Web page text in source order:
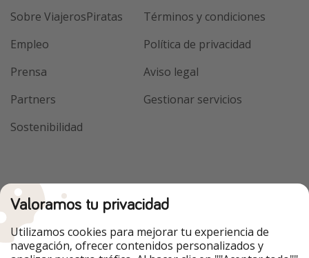
Sobre ViajerosPiratas
Empleo
Prensa
Partners
Sostenibilidad
Términos y condiciones
Política de privacidad
Aviso legal
Gestionar servicios
Valoramos tu privacidad
Utilizamos cookies para mejorar tu experiencia de
navegación, ofrecer contenidos personalizados y